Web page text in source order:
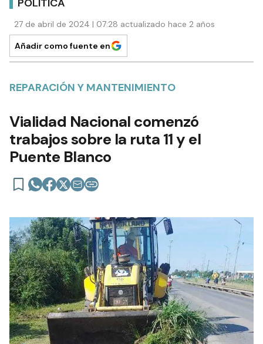
POLÍTICA
27 de abril de 2024 | 07:28 actualizado hace 2 años
Añadir como fuente en
REPARACIÓN Y MANTENIMIENTO
Vialidad Nacional comenzó
trabajos sobre la ruta 11 y el
Puente Blanco